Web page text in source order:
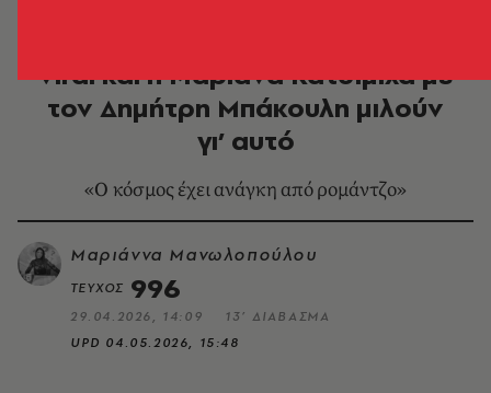
viral και η Μαριάνα Κατσιμίχα με
τον Δημήτρη Μπάκουλη μιλούν
γι’ αυτό
«Ο κόσμος έχει ανάγκη από ρομάντζο»
Μαριάννα Μανωλοπούλου
ΤΕΥΧΟΣ 996
29.04.2026, 14:09
13’ ΔΙΑΒΑΣΜΑ
UPD 04.05.2026, 15:48